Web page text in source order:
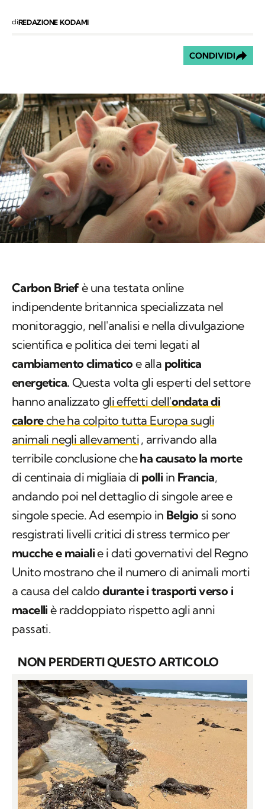
diREDAZIONE KODAMI
CONDIVIDI
Carbon Briefè una testata online
indipendente britannica specializzata nel
monitoraggio, nell'analisi e nella divulgazione
scientifica e politica dei temi legati al
cambiamento climatico e alla politica
energetica. Questa volta gli esperti del settore
hanno analizzato gli effetti dell'ondata di
caloreche ha colpito tutta Europa sugli
animali negli allevamenti, arrivando alla
terribile conclusione cheha causato la morte
di centinaia di migliaia di polli in Francia,
andando poi nel dettaglio di singole aree e
singole specie. Ad esempio in Belgio si sono
resgistrati livelli critici di stress termico per
mucche e maialie i dati governativi del Regno
Unito mostrano che il numero di animali morti
a causa del caldodurante i trasporti verso i
macelli è raddoppiato rispetto agli anni
passati.
NON PERDERTI QUESTO ARTICOLO